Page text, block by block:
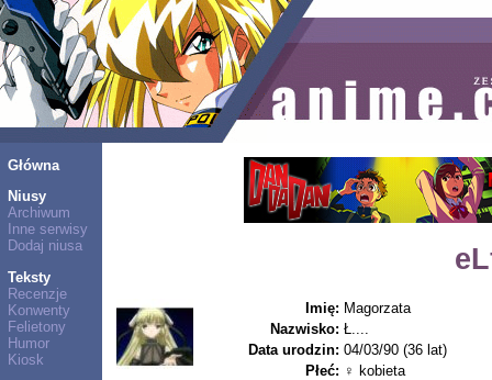
Główna
Niusy
Archiwum
Inne serwisy
Dodaj niusa
Teksty
Recenzje
Konwenty
Felietony
Humor
Kiosk
Imię: Magorzata
Nazwisko: Ł....
Data urodzin: 04/03/90 (36 lat)
Płeć: ♀ kobieta